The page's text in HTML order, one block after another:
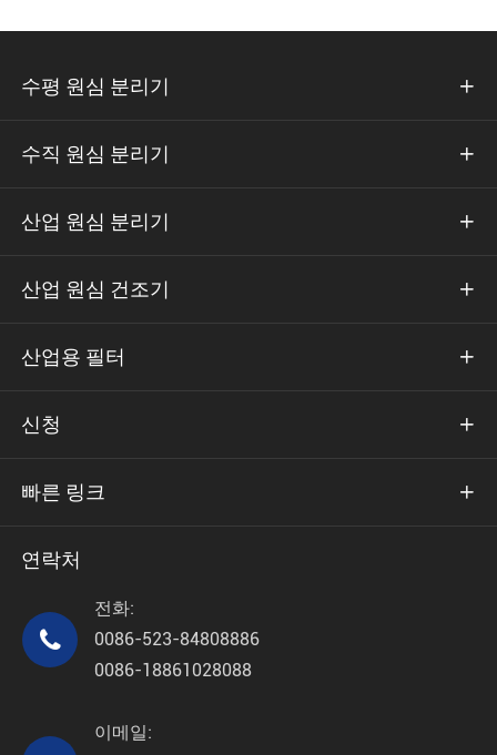
수평 원심 분리기 
수직 원심 분리기 
산업 원심 분리기 
산업 원심 건조기 
산업용 필터 
신청 
빠른 링크 
연락처

전화:
0086-523-84808886
0086-18861028088
이메일: